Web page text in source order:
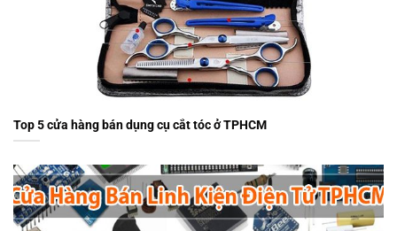
Top 5 cửa hàng bán dụng cụ cắt tóc ở TPHCM